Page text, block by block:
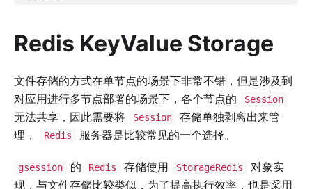
Redis KeyValue Storage
文件存储的方式在单节点的场景下非常不错，但是涉及到
对应用进行多节点部署的场景下，各个节点的
Session
无法共享，因此需要将 Session
存储单独剥离出来管
理，
Redis 服务器是比较常见的一个选择。
gsession 的 Redis 存储使用 StorageRedis
对象实
现，与文件存储比较类似，为了提高执行效率，也是采用